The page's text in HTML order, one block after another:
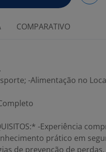
COMPARATIVO
-Alimentação no
-Experiência
prático em
de prevenção de perdas.